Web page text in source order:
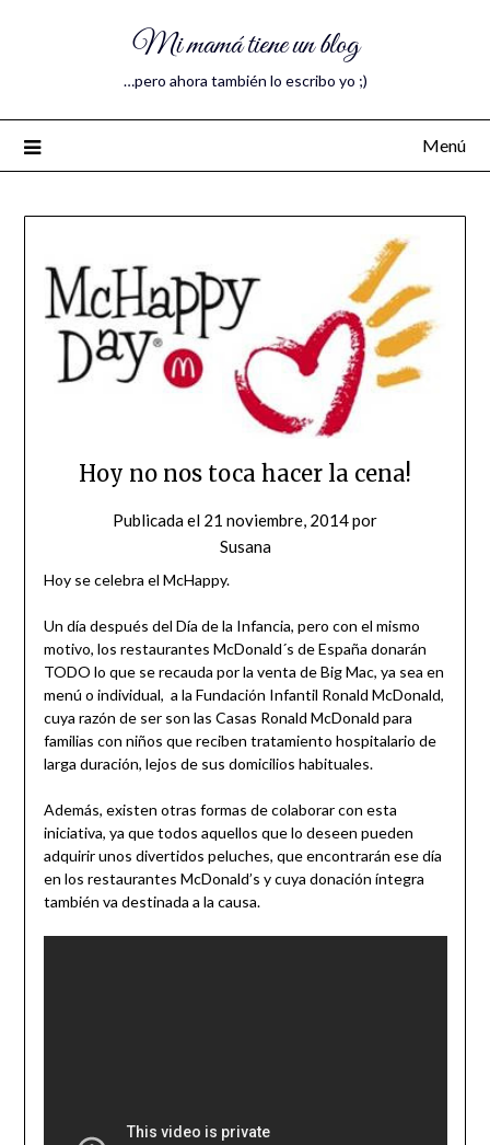
Mi mamá tiene un blog
…pero ahora también lo escribo yo ;)
Menú
Hoy no nos toca hacer la cena!
Publicada el 21 noviembre, 2014por
Susana
Hoy se celebra el McHappy.
Un día después del Día de la Infancia, pero con el mismo
motivo, los restaurantes McDonald´s de España donarán
TODO lo que se recauda por la venta de Big Mac, ya sea en
menú o individual, a la Fundación Infantil Ronald McDonald,
cuya razón de ser son las Casas Ronald McDonald para
familias con niños que reciben tratamiento hospitalario de
larga duración, lejos de sus domicilios habituales.
Además, existen otras formas de colaborar con esta
iniciativa, ya que todos aquellos que lo deseen pueden
adquirir unos divertidos peluches, que encontrarán ese día
en los restaurantes McDonald’s y cuya donación íntegra
también va destinada a la causa.